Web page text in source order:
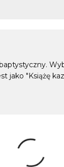
jako "Książę